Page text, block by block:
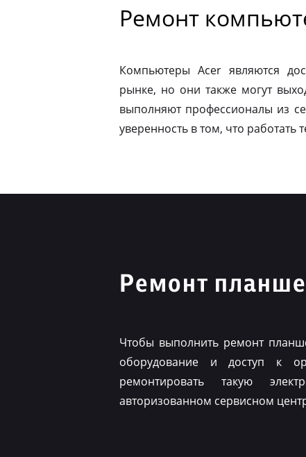
Ремонт
Компьютеры Acer являются
рынке, но они также могут
выполняют профессионалы из
уверенность в том, что работать
Ремонт
Чтобы выполнить ремонт
оборудование и доступ к
ремонтировать такую
авторизованном сервисном